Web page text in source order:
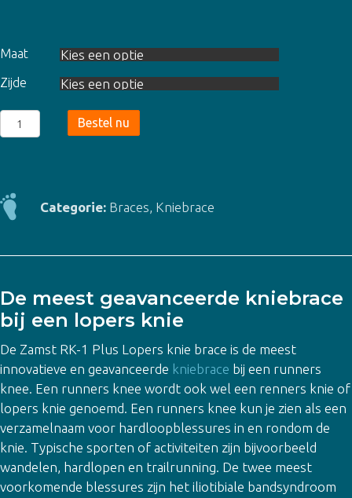
Maat
Zijde
Zamst
RK-
Lopers
Knie
aantal
Bestel nu
Categorie: Braces, Kniebrace
De meest geavanceerde kniebrace
bij een lopers knie
De Zamst RK-1 Plus Lopers knie brace is de meest
innovatieve en geavanceerde kniebrace bij een runners
knee. Een runners knee wordt ook wel een renners knie of
lopers knie genoemd. Een runners knee kun je zien als een
verzamelnaam voor hardloopblessures in en rondom de
knie. Typische sporten of activiteiten zijn bijvoorbeeld
wandelen, hardlopen en trailrunning. De twee meest
voorkomende blessures zijn het iliotibiale bandsyndroom